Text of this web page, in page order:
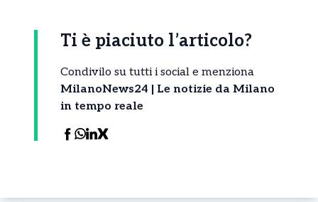
Ti è piaciuto l’articolo?
Condivilo su tutti i social e menziona
MilanoNews24 | Le notizie da Milano
in tempo reale